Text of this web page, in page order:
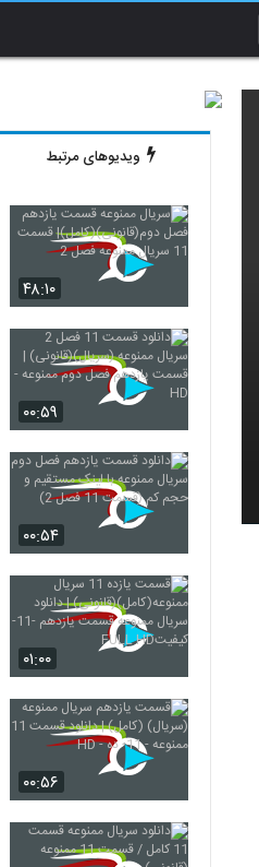
ویدیوهای مرتبط
۴۸:۱۰
۰۰:۵۹
۰۰:۵۴
۰۱:۰۰
۰۰:۵۶